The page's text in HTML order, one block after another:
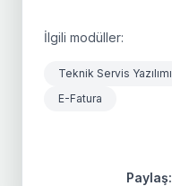
İlgili modüller:
Teknik Servis Yazılımı
E-Fatura
Paylaş: